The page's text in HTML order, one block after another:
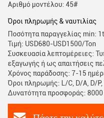
Αριθμό μοντέλου: 45#
Όροι πληρωμής & ναυτιλίας
Ποσότητα παραγγελίας min:
Τιμή: USD680-USD1500/Ton
Συσκευασία λεπτομέρειες:
εξαγωγής ή ως απαιτήσεις
Χρόνος παράδοσης: 7-15
Όροι πληρωμής: L/C, D/A, D/P,
Δυνατότητα προσφοράς: 8000